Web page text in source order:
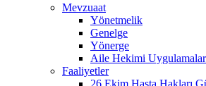
Mevzuaat
Yönetmelik
Genelge
Yönerge
Aile Hekimi
Faaliyetler
26 Ekim Hasta Hakları